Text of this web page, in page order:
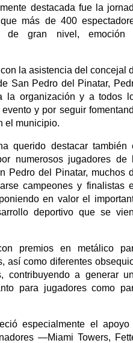
destacada fue la
más de 400
de gran nivel, emoción
la asistencia del concejal
San Pedro del Pinatar,
la organización y a todos
y por seguir
el municipio.
querido destacar también
numerosos jugadores de
Pedro del Pinatar, muchos
campeones y finalistas
en valor el
deportivo que se
premios en metálico
así como diferentes
contribuyendo a generar
para jugadores como
especialmente el
—Miami Towers,